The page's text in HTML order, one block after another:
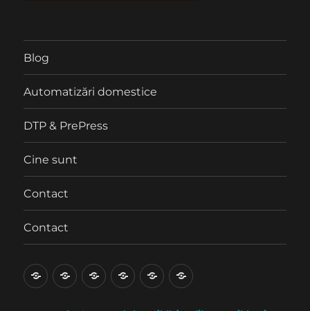
Blog
Automatizări domestice
DTP & PrePress
Cine sunt
Contact
Contact
Blog Automatizări
DTP Cine ContactContact